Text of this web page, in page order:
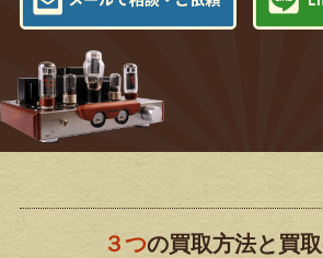
３つの買取方法と買